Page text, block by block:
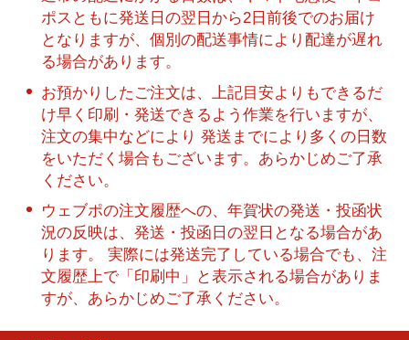
ポスともに発送日の翌日から2日前後でのお届け
となりますが、個別の配送事情により配達が遅れ
る場合があります。
お預かりしたご注文は、上記目安よりもできるだ
け早く印刷・発送できるよう作業を行いますが、
注文の集中などにより 発送までにより多くの日数
をいただく場合もございます。あらかじめご了承
ください。
ウェブポの注文履歴への、年賀状の発送・投函状
況の反映は、発送・投函日の翌日となる場合があ
ります。 実際には発送完了している場合でも、注
文履歴上で「印刷中」と表示される場合がありま
すが、あらかじめご了承ください。